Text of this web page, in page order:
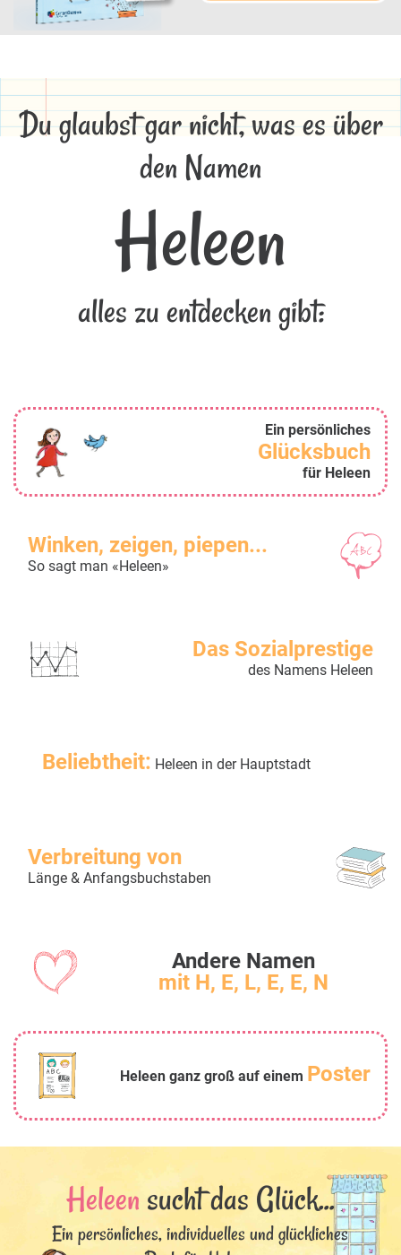
Du glaubst gar nicht, was es über
den Namen
Heleen
alles zu entdecken gibt:
Ein persönliches
Glücksbuch
für Heleen
Winken, zeigen, piepen...
So sagt man «Heleen»
Das Sozialprestige
des Namens Heleen
Beliebtheit: Heleen in der Hauptstadt
Verbreitung von
Länge & Anfangsbuchstaben
Andere Namen
mit H, E, L, E, E, N
Heleen ganz groß auf einem Poster
Heleen sucht das Glück...
Ein persönliches, individuelles und glückliches